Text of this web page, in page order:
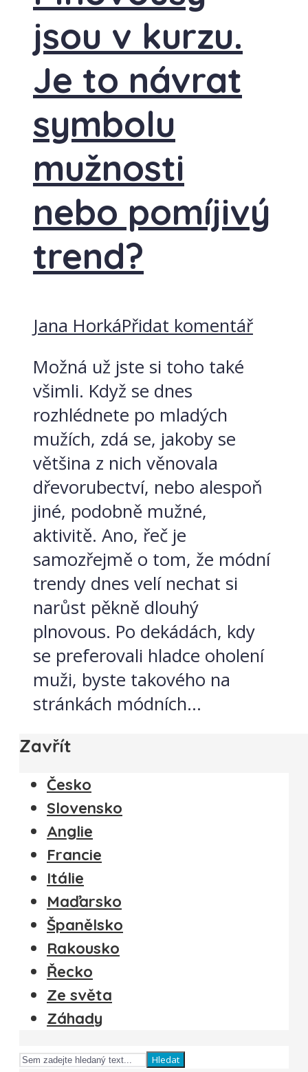
jsou v kurzu.
Je to návrat
symbolu
mužnosti
nebo pomíjivý
trend?
Jana HorkáPřidat komentář
Možná už jste si toho také
všimli. Když se dnes
rozhlédnete po mladých
mužích, zdá se, jakoby se
většina z nich věnovala
dřevorubectví, nebo alespoň
jiné, podobně mužné,
aktivitě. Ano, řeč je
samozřejmě o tom, že módní
trendy dnes velí nechat si
narůst pěkně dlouhý
plnovous. Po dekádách, kdy
se preferovali hladce oholení
muži, byste takového na
stránkách módních...
Zavřít
Česko
Slovensko
Anglie
Francie
Itálie
Maďarsko
Španělsko
Rakousko
Řecko
Ze světa
Záhady
Hledat